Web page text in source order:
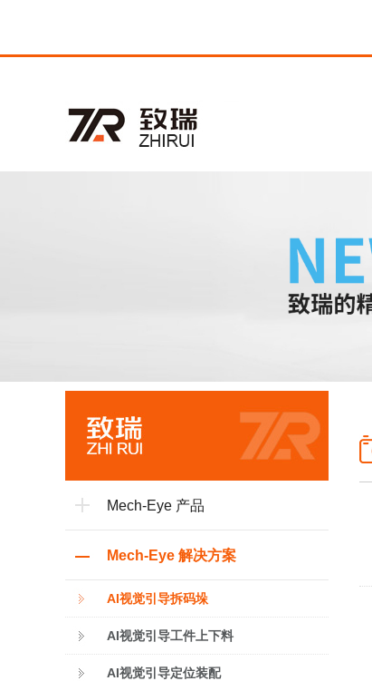
Mech-Eye 产品
Mech-Eye 解决方案
AI视觉引导拆码垛
AI视觉引导工件上下料
AI视觉引导定位装配